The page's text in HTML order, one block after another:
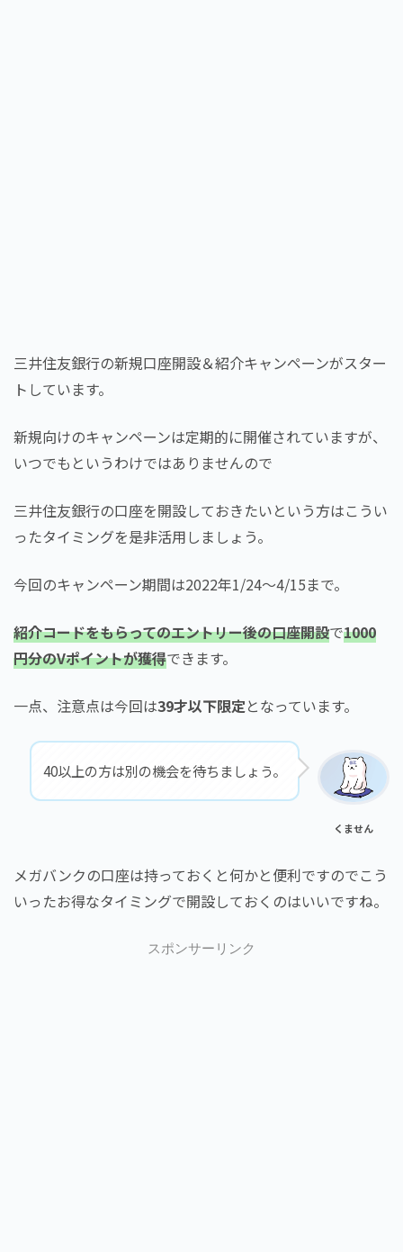
三井住友銀行の新規口座開設＆紹介キャンペーンがスター
トしています。
新規向けのキャンペーンは定期的に開催されていますが、
いつでもというわけではありませんので
三井住友銀行の口座を開設しておきたいという方はこうい
ったタイミングを是非活用しましょう。
今回のキャンペーン期間は2022年1/24～4/15まで。
紹介コードをもらってのエントリー後の口座開設で1000
円分のVポイントが獲得できます。
一点、注意点は今回は39才以下限定となっています。
40以上の方は別の機会を待ちましょう。
くません
メガバンクの口座は持っておくと何かと便利ですのでこう
いったお得なタイミングで開設しておくのはいいですね。
スポンサーリンク